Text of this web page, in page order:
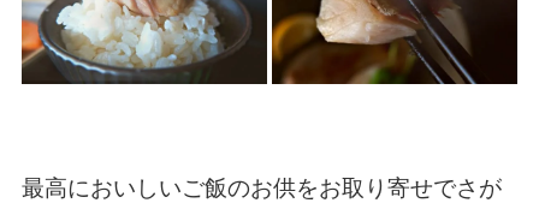
最高においしいご飯のお供をお取り寄せでさが